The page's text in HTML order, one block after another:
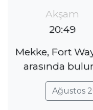
Akşam
20:49
Mekke, Fort
arasında
Ağustos